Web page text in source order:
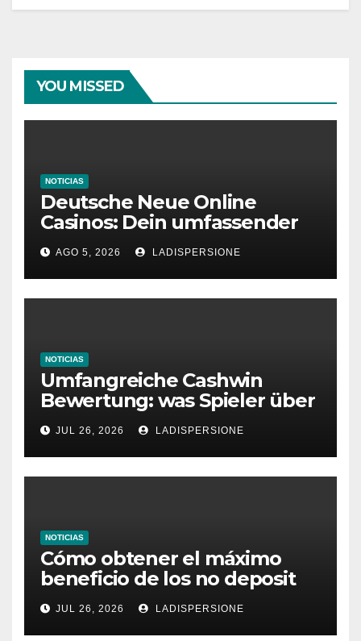
YOU MISSED
NOTICIAS
Deutsche Neue Online
Casinos: Dein umfassender
Ratgeber für moderne
Glücksspielplattformen
AGO 5, 2026 LADISPERSIONE
NOTICIAS
Umfangreiche Cashwin
Bewertung: was Spieler über
dieses Casino denken
JUL 26, 2026 LADISPERSIONE
NOTICIAS
Cómo obtener el máximo
beneficio de los no deposit
bonus codes de roby casino
JUL 26, 2026 LADISPERSIONE